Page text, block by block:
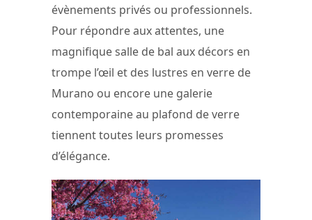
évènements privés ou professionnels.
Pour répondre aux attentes, une
magnifique salle de bal aux décors en
trompe l’œil et des lustres en verre de
Murano ou encore une galerie
contemporaine au plafond de verre
tiennent toutes leurs promesses
d’élégance.